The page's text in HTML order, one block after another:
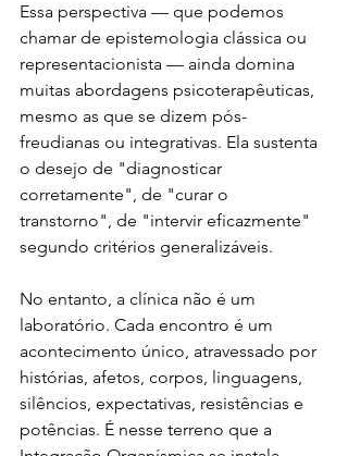
Essa perspectiva — que podemos
chamar de epistemologia clássica ou
representacionista — ainda domina
muitas abordagens psicoterapêuticas,
mesmo as que se dizem pós-
freudianas ou integrativas. Ela sustenta
o desejo de "diagnosticar
corretamente", de "curar o
transtorno", de "intervir eficazmente"
segundo critérios generalizáveis.
No entanto, a clínica não é um
laboratório. Cada encontro é um
acontecimento único, atravessado por
histórias, afetos, corpos, linguagens,
silêncios, expectativas, resistências e
potências. É nesse terreno que a